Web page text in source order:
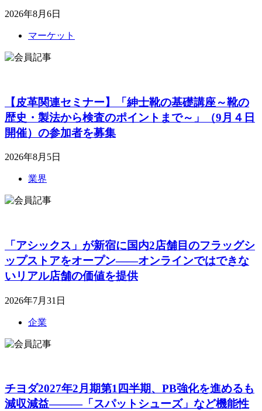
2026年8月6日
マーケット
【皮革関連セミナー】「紳士靴の基礎講座～靴の
歴史・製法から検査のポイントまで～」（9月４日
開催）の参加者を募集
2026年8月5日
業界
「アシックス」が新宿に国内2店舗目のフラッグシ
ップストアをオープン――オンラインではできな
いリアル店舗の価値を提供
2026年7月31日
企業
チヨダ2027年2月期第1四半期、PB強化を進めるも
減収減益―――「スパットシューズ」など機能性